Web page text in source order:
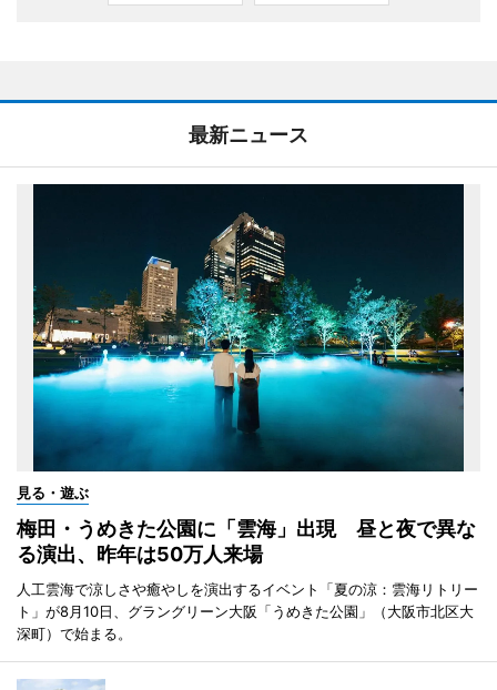
最新ニュース
見る・遊ぶ
梅田・うめきた公園に「雲海」出現 昼と夜で異な
る演出、昨年は50万人来場
人工雲海で涼しさや癒やしを演出するイベント「夏の涼：雲海リトリー
ト」が8月10日、グラングリーン大阪「うめきた公園」（大阪市北区大
深町）で始まる。